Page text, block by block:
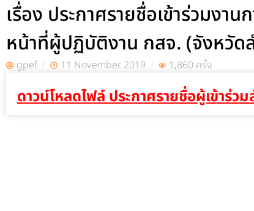
เรื่อง ประกาศรายชื่อเข้าร่วมงา
หน้าที่ผู้ปฏิบัติงาน กสจ. (จังหวัด
gpef 11 November 2019 1,860 ครั้ง
ดาวน์โหลดไฟล์ ประกาศรายชื่อผู้เข้าร่ว